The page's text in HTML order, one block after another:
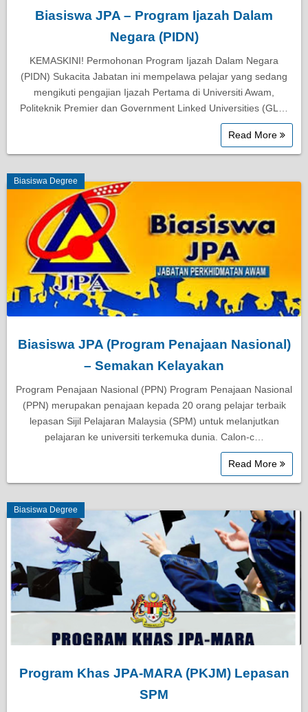
Biasiswa JPA – Program Ijazah Dalam
Negara (PIDN)
KEMASKINI! Permohonan Program Ijazah Dalam Negara
(PIDN) Sukacita Jabatan ini mempelawa pelajar yang sedang
mengikuti pengajian Ijazah Pertama di Universiti Awam,
Politeknik Premier dan Government Linked Universities (GL…
Read More
Biasiswa Degree
Biasiswa JPA (Program Penajaan Nasional)
– Semakan Kelayakan
Program Penajaan Nasional (PPN) Program Penajaan Nasional
(PPN) merupakan penajaan kepada 20 orang pelajar terbaik
lepasan Sijil Pelajaran Malaysia (SPM) untuk melanjutkan
pelajaran ke universiti terkemuka dunia. Calon-c…
Read More
Biasiswa Degree
Program Khas JPA-MARA (PKJM) Lepasan
SPM